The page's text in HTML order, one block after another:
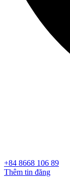
+84 8668 106 89
Thêm tin đăng